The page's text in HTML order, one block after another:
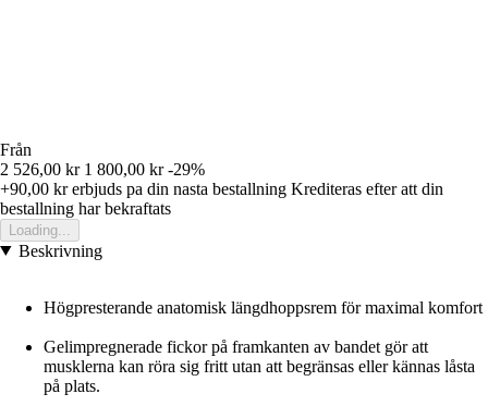
Från
2 526,00 kr 1 800,00 kr -29%
+90,00 krerbjuds pa din nasta bestallning Krediteras efter att din
bestallning har bekraftats
Loading...
Beskrivning
Högpresterande anatomisk längdhoppsrem för maximal komfort
Gelimpregnerade fickor på framkanten av bandet gör att
musklerna kan röra sig fritt utan att begränsas eller kännas låsta
på plats.